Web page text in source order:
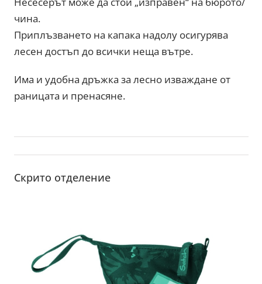
чина.
Приплъзването на капака надолу осигурява
лесен достъп до всички неща вътре.
Има и удобна дръжка за лесно изваждане от
раницата и пренасяне.
Скрито отделение